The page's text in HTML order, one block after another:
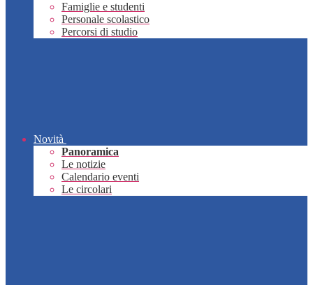
Famiglie e studenti
Personale scolastico
Percorsi di studio
Novità
Panoramica
Le notizie
Calendario eventi
Le circolari